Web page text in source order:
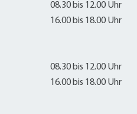
08.30 bis 12.00 Uhr
16.00 bis 18.00 Uhr
08.30 bis 12.00 Uhr
16.00 bis 18.00 Uhr